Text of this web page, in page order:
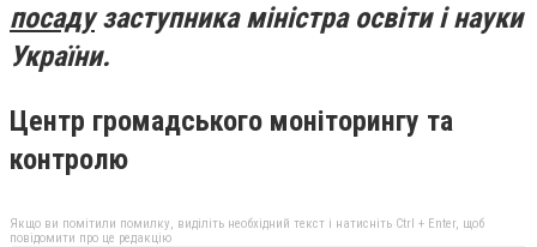
посадузаступника міністра освіти і науки
України.
Центр громадського моніторингу та
контролю
Якщо ви помітили помилку, виділіть необхідний текст і натисніть Ctrl + Enter, щоб
повідомити про це редакцію